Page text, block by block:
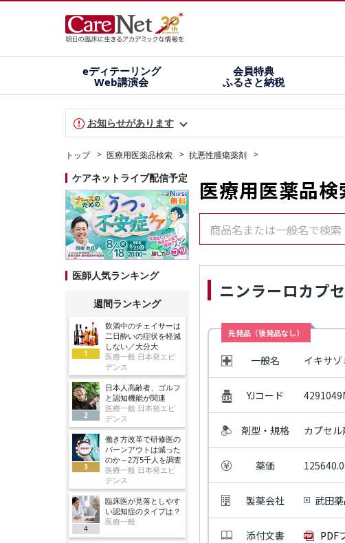
eディテーリング
Web講演会
会員特典
ふるさと納税
お知らせがあります
トップ 医療用医薬品検索 抗悪性腫瘍薬剤
ケアネットライブ配信予定
医師人気ランキング
週間ランキング
1
飲酒中のチェイサーは
二日酔いの症状を軽減
しない／大分大
医療一般 日本発エビ
デンス
2
日本人高齢者、ゴルフ
と認知機能が関連
医療一般 日本発エビ
デンス
3
働き方改革で研修医の
バーンアウトは減った
のか～2万5千人を調査
医療一般 日本発エビ
デンス
4
臨床医が見落としやす
い認知症のタイプは？
医療一般
医療用医薬品検
商品名または一般名で検索
ニンラーロカプ
先発品（後発品なし）
一般名 イキサ
YJコード
剤型・規格 カプセ
薬価
製薬会社 武田
添付文書 PDF